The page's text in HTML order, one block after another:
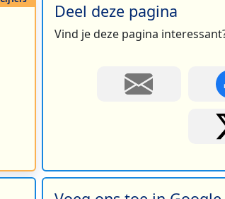
Deel deze pagina
Vind je deze pagina